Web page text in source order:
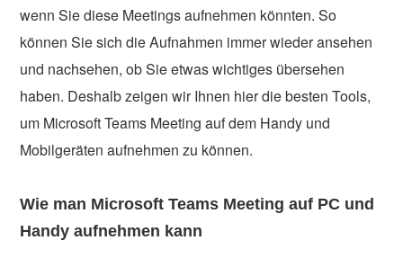
wenn Sie diese Meetings aufnehmen könnten. So
können Sie sich die Aufnahmen immer wieder ansehen
und nachsehen, ob Sie etwas wichtiges übersehen
haben. Deshalb zeigen wir Ihnen hier die besten Tools,
um Microsoft Teams Meeting auf dem Handy und
Mobilgeräten aufnehmen zu können.
Wie man Microsoft Teams Meeting auf PC und
Handy aufnehmen kann